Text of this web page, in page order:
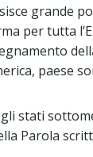
grande
per tutta
paese
stati
Parola